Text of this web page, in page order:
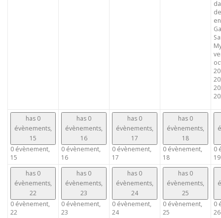
has 0
évènements,
15
0 évènement,
15
has 0
évènements,
16
0 évènement,
16
has 0
évènements,
17
0 évènement,
17
has 0
évènements,
18
0 évènement,
18
0
19
has 0
évènements,
22
0 évènement,
22
has 0
évènements,
23
0 évènement,
23
has 0
évènements,
24
0 évènement,
24
has 0
évènements,
25
0 évènement,
25
0
26